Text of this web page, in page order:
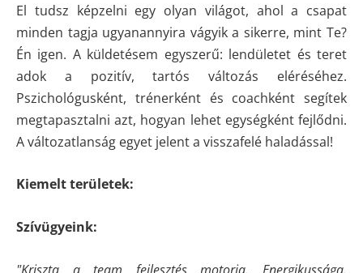
El tudsz képzelni egy olyan világot, ahol a csapat
minden tagja ugyanannyira vágyik a sikerre, mint Te?
Én igen. A küldetésem egyszerű: lendületet és teret
adok a pozitív, tartós változás eléréséhez.
Pszichológusként, trénerként és coachként segítek
megtapasztalni azt, hogyan lehet egységként fejlődni.
A változatlanság egyet jelent a visszafelé haladással!
Kiemelt területek:
Szívügyeink:
"Kriszta a team fejlesztés motorja. Energikussága,